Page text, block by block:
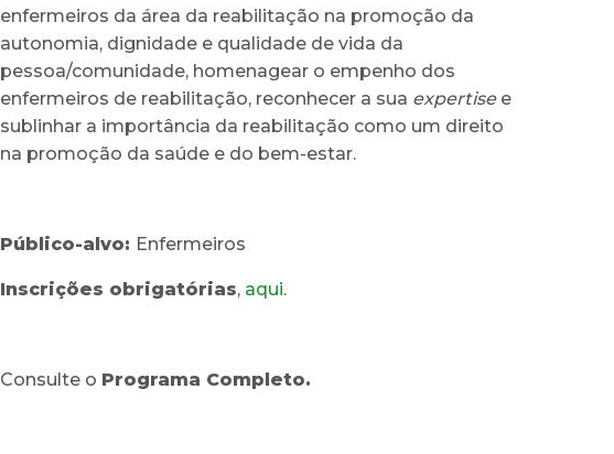
enfermeiros da área da reabilitação na promoção da
autonomia, dignidade e qualidade de vida da
pessoa/comunidade, homenagear o empenho dos
enfermeiros de reabilitação, reconhecer a sua expertisee
sublinhar a importância da reabilitação como um direito
na promoção da saúde e do bem-estar.
Público-alvo: Enfermeiros
Inscrições obrigatórias, aqui.
Consulte o Programa Completo.